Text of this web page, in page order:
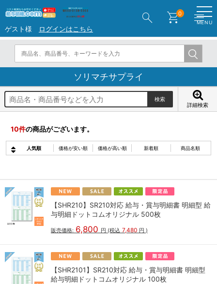
ゲスト様 ログインはこちら
MENU
search shopping_cart0 menu
ソリマチサプライ
詳細検索
10件の商品がございます。
人気順 価格が安い順 価格が高い順 新着順 商品名順
【SHR210】SR210対応 給与・賞与明細書 明細型 給
与明細ドットコムオリジナル 500枚
販売価格: 6,800 円 (税込 7,480 円 )
【SHR2101】SR210対応 給与・賞与明細書 明細型
給与明細ドットコムオリジナル 100枚